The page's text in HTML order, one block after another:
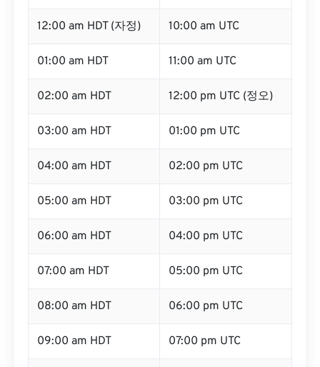
12:00 am HDT (자정) 10:00 am UTC
01:00 am HDT 11:00 am UTC
02:00 am HDT 12:00 pm UTC (정오)
03:00 am HDT 01:00 pm UTC
04:00 am HDT 02:00 pm UTC
05:00 am HDT 03:00 pm UTC
06:00 am HDT 04:00 pm UTC
07:00 am HDT 05:00 pm UTC
08:00 am HDT 06:00 pm UTC
09:00 am HDT 07:00 pm UTC